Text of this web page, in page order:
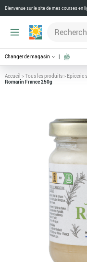
Bienvenue sur le site de mes courses en
Changer de magasin
Accueil >Tous les produits> Epicerie
Romarin France 250g